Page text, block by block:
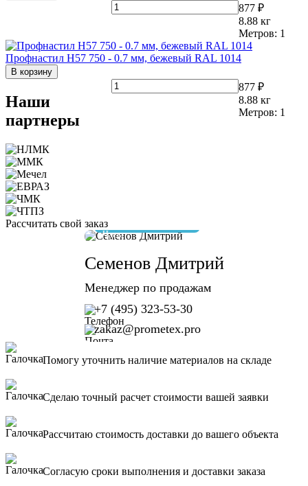
877 ₽
8.88 кг
Метров: 1
Профнастил Н57 750 - 0.7 мм, бежевый RAL 1014
В корзину
877 ₽
8.88 кг
Метров: 1
Наши
партнеры
Рассчитать свой заказ
Семенов Дмитрий
Менеджер по продажам
+7 (495) 323-53-30
zakaz@prometex.pro
Помогу уточнить наличие материалов на складе
Сделаю точный расчет стоимости вашей заявки
Рассчитаю стоимость доставки до вашего объекта
Согласую сроки выполнения и доставки заказа